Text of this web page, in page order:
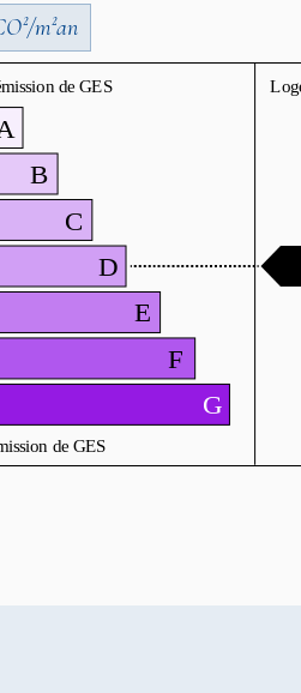
m²an